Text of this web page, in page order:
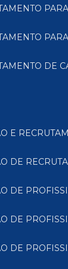
DE
E
DE
DE
DE
DE